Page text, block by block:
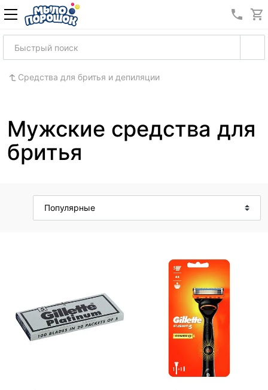
8
Средства для бритья и депиляции
Мужские средства для
бритья